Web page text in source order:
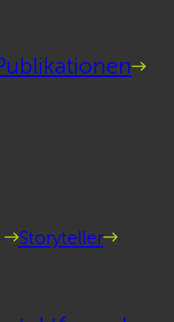
Storyteller